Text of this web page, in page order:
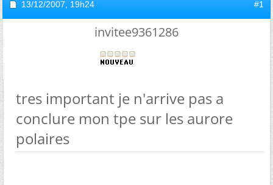
13/12/2007, 19h24 #1
invitee9361286
tres important je n'arrive pas a
conclure mon tpe sur les aurore
polaires